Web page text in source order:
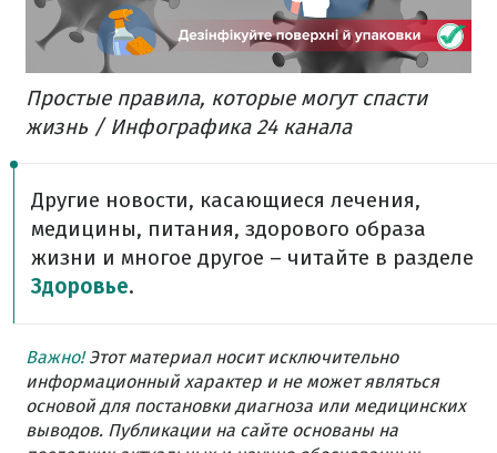
Простые правила, которые могут спасти
жизнь / Инфографика 24 канала
Другие новости, касающиеся лечения,
медицины, питания, здорового образа
жизни и многое другое – читайте в разделе
Здоровье.
Важно!Этот материал носит исключительно
информационный характер и не может являться
основой для постановки диагноза или медицинских
выводов. Публикации на сайте основаны на